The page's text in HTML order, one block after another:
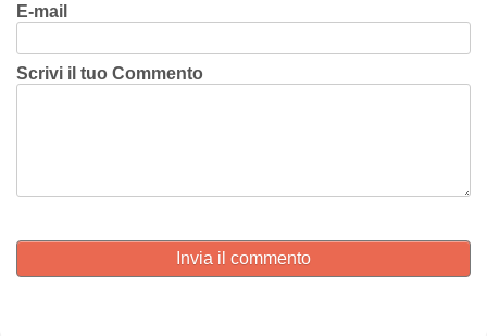
E-mail
Scrivi il tuo Commento
Invia il commento